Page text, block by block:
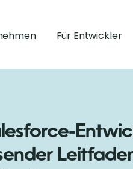
Für Entwickler